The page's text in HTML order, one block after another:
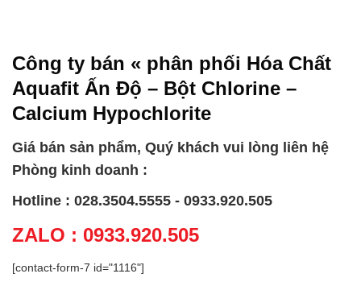
Công ty bán « phân phối Hóa Chất
Aquafit Ấn Độ – Bột Chlorine –
Calcium Hypochlorite
Giá bán sản phẩm, Quý khách vui lòng liên hệ
Phòng kinh doanh :
Hotline : 028.3504.5555 - 0933.920.505
ZALO : 0933.920.505
[contact-form-7 id="1116"]